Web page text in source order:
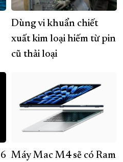
Dùng vi khuẩn chiết
xuất kim loại hiếm từ pin
cũ thải loại
Máy Mac M4 sẽ có Ram